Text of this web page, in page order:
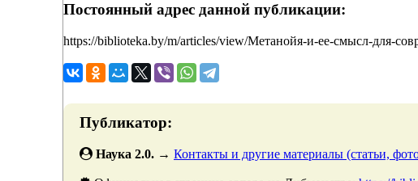
Постоянный адрес данной публикации:
https://biblioteka.by/m/articles/view/Метанойя-и-ее-смысл-для-
Публикатор:
Наука 2.0. → Контакты и другие материалы (статьи,